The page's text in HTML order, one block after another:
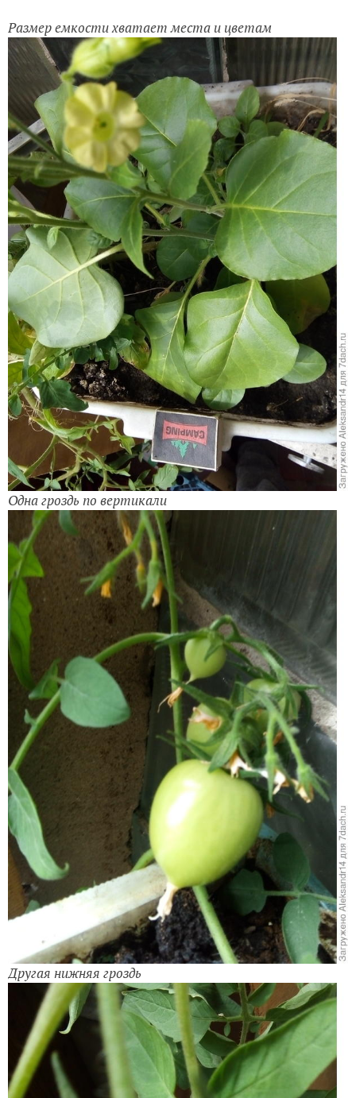
Размер емкости хватает места и цветам
Одна гроздь по вертикали
Другая нижняя гроздь